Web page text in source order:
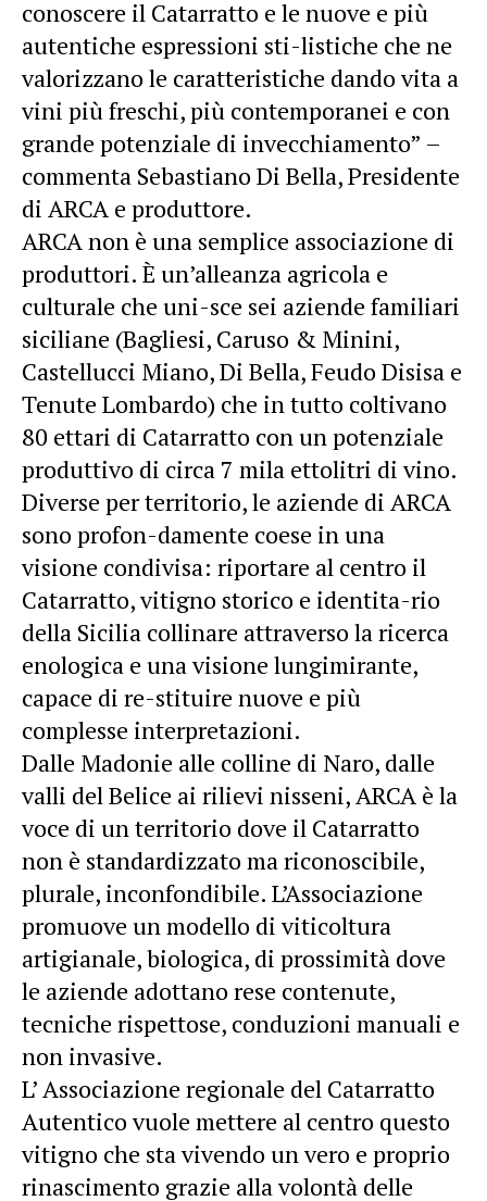
conoscere il Catarratto e le nuove e più
autentiche espressioni sti-listiche che ne
valorizzano le caratteristiche dando vita a
vini più freschi, più contemporanei e con
grande potenziale di invecchiamento” –
commenta Sebastiano Di Bella, Presidente
di ARCA e produttore.
ARCA non è una semplice associazione di
produttori. È un’alleanza agricola e
culturale che uni-sce sei aziende familiari
siciliane (Bagliesi, Caruso & Minini,
Castellucci Miano, Di Bella, Feudo Disisa e
Tenute Lombardo) che in tutto coltivano
80 ettari di Catarratto con un potenziale
produttivo di circa 7 mila ettolitri di vino.
Diverse per territorio, le aziende di ARCA
sono profon-damente coese in una
visione condivisa: riportare al centro il
Catarratto, vitigno storico e identita-rio
della Sicilia collinare attraverso la ricerca
enologica e una visione lungimirante,
capace di re-stituire nuove e più
complesse interpretazioni.
Dalle Madonie alle colline di Naro, dalle
valli del Belice ai rilievi nisseni, ARCA è la
voce di un territorio dove il Catarratto
non è standardizzato ma riconoscibile,
plurale, inconfondibile. L’Associazione
promuove un modello di viticoltura
artigianale, biologica, di prossimità dove
le aziende adottano rese contenute,
tecniche rispettose, conduzioni manuali e
non invasive.
L’ Associazione regionale del Catarratto
Autentico vuole mettere al centro questo
vitigno che sta vivendo un vero e proprio
rinascimento grazie alla volontà delle